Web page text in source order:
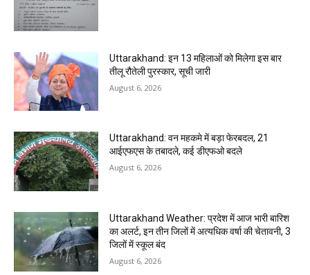
Uttarakhand: इन 13 महिलाओं को मिलेगा इस बार
तीलू रौतेली पुरस्कार, सूची जारी
August 6, 2026
Uttarakhand: वन महकमे में बड़ा फेरबदल, 21
आईएफएस के तबादले, कई डीएफओ बदले
August 6, 2026
Uttarakhand Weather: प्रदेश में आज भारी बारिश
का अलर्ट, इन तीन जिलों में अत्यधिक वर्षा की चेतावनी, 3
जिलों में स्कूल बंद
August 6, 2026